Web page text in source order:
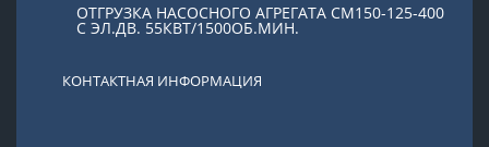
ОТГРУЗКА НАСОСНОГО АГРЕГАТА СМ150-125-400
С ЭЛ.ДВ. 55КВТ/1500ОБ.МИН.
КОНТАКТНАЯ ИНФОРМАЦИЯ